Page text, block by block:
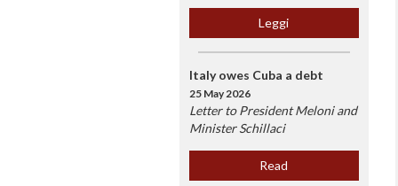
Leggi
Italy owes Cuba a debt
25 May 2026
Letter to President Meloni and
Minister Schillaci
Read